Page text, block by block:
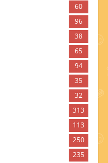
60
96
38
65
94
35
32
313
113
250
235